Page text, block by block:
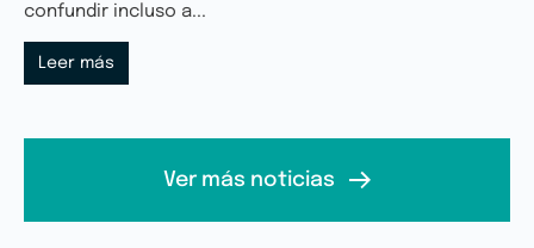
confundir incluso a...
Leer más
Ver más noticias